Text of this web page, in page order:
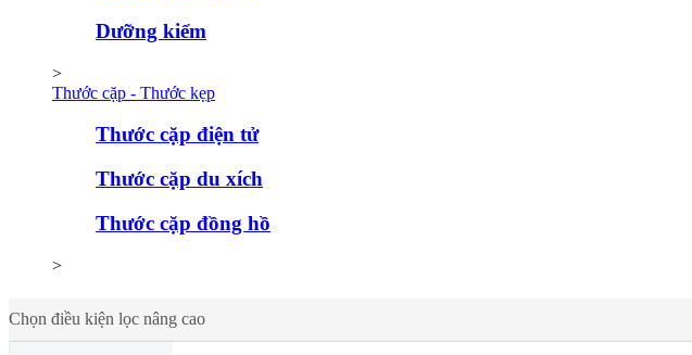
Dưỡng kiểm
>
Thước cặp - Thước kẹp
Thước cặp điện tử
Thước cặp du xích
Thước cặp đồng hồ
>
Chọn điều kiện lọc nâng cao